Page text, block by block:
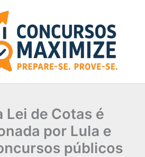
Lei de Cotas é
por Lula e
públicos